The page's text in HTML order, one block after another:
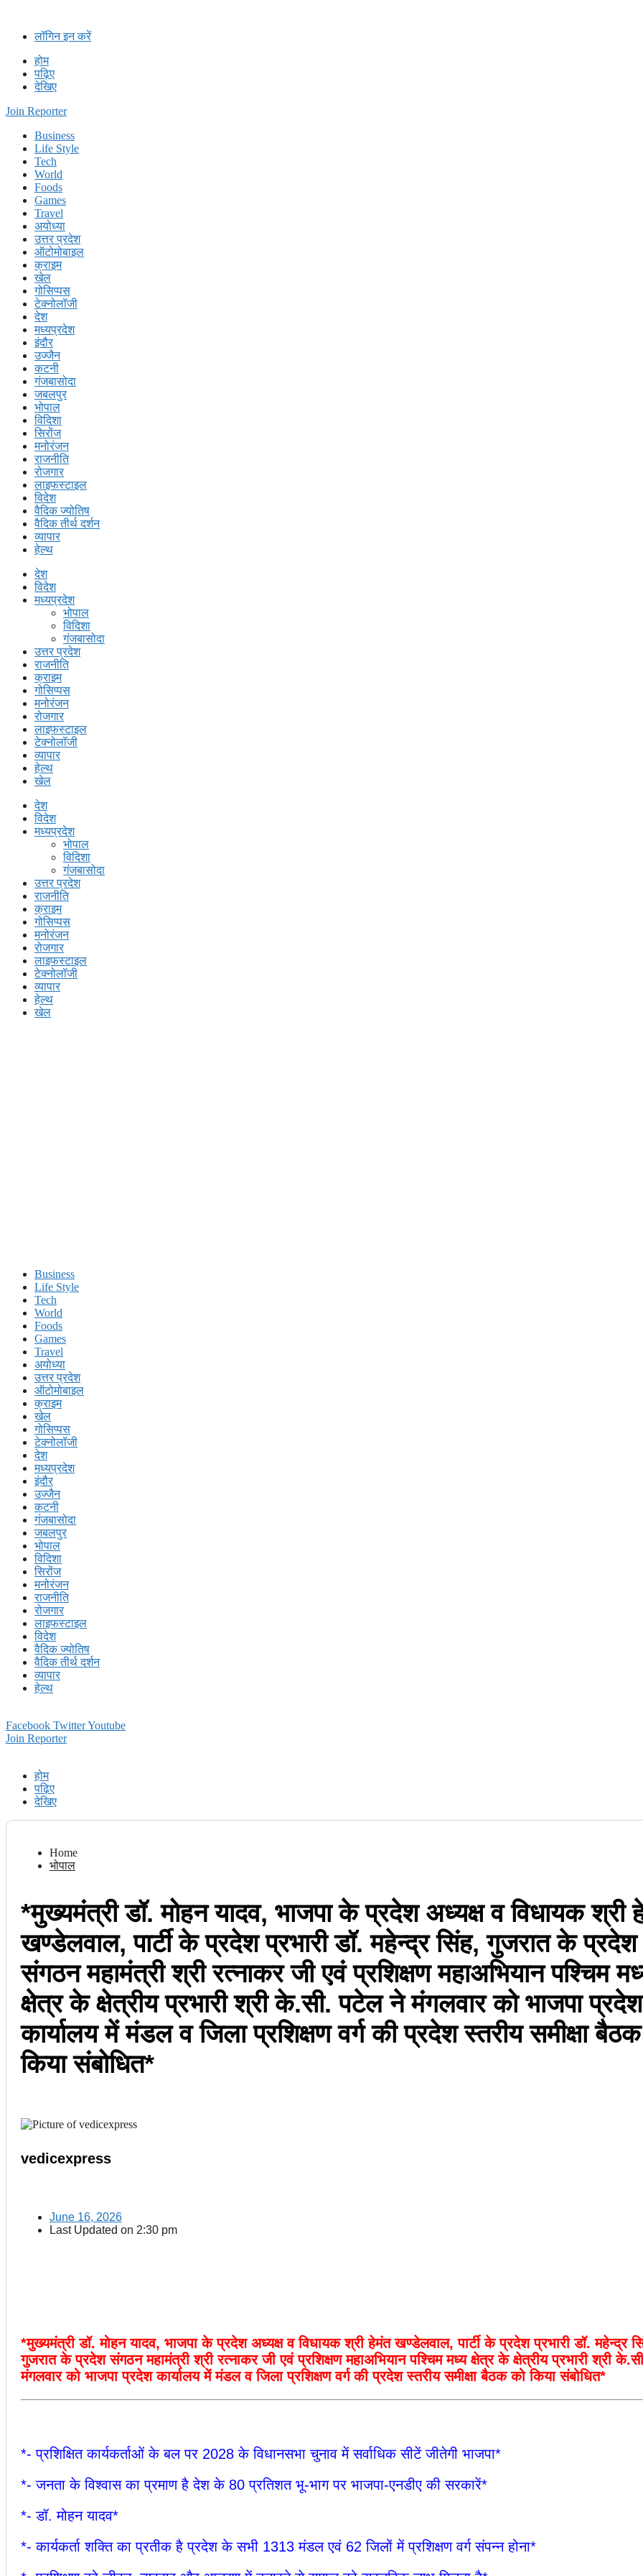
contentलॉगिन इन करें
होम
पढ़िए
देखिए
Join Reporter
Business
Life Style
Tech
World
Foods
Games
Travel
अयोध्या
उत्तर प्रदेश
ऑटोमोबाइल
क्राइम
खेल
गोसिप्पस
टेक्नोलॉजी
देश
मध्यप्रदेश
इंदौर
उज्जैन
कटनी
गंजबासोदा
जबलपुर
भोपाल
विदिशा
सिरोंज
मनोरंजन
राजनीति
रोजगार
लाइफस्टाइल
विदेश
वैदिक ज्योतिष
वैदिक तीर्थ दर्शन
व्यापार
हेल्थ
देश
विदेश
मध्यप्रदेश
भोपाल
विदिशा
गंजबासोदा
उत्तर प्रदेश
राजनीति
क्राइम
गोसिप्पस
मनोरंजन
रोजगार
लाइफस्टाइल
टेक्नोलॉजी
व्यापार
हेल्थ
खेल
देश
विदेश
मध्यप्रदेश
भोपाल
विदिशा
गंजबासोदा
उत्तर प्रदेश
राजनीति
क्राइम
गोसिप्पस
मनोरंजन
रोजगार
लाइफस्टाइल
टेक्नोलॉजी
व्यापार
हेल्थ
खेल
Business
Life Style
Tech
World
Foods
Games
Travel
अयोध्या
उत्तर प्रदेश
ऑटोमोबाइल
क्राइम
खेल
गोसिप्पस
टेक्नोलॉजी
देश
मध्यप्रदेश
इंदौर
उज्जैन
कटनी
गंजबासोदा
जबलपुर
भोपाल
विदिशा
सिरोंज
मनोरंजन
राजनीति
रोजगार
लाइफस्टाइल
विदेश
वैदिक ज्योतिष
वैदिक तीर्थ दर्शन
व्यापार
हेल्थ
Facebook TwitterYoutube
Join Reporter
होम
पढ़िए
देखिए
Home
भोपाल
*मुख्यमंत्री डॉ. मोहन यादव, भाजपा के प्रदेश अध्यक्ष व विधायक श्री
खण्डेलवाल, पार्टी के प्रदेश प्रभारी डॉ. महेन्द्र सिंह, गुजरात के प्रदेश
संगठन महामंत्री श्री रत्नाकर जी एवं प्रशिक्षण महाअभियान पश्चिम
क्षेत्र के क्षेत्रीय प्रभारी श्री के.सी. पटेल ने मंगलवार को भाजपा प्रदेश
कार्यालय में मंडल व जिला प्रशिक्षण वर्ग की प्रदेश स्तरीय समीक्षा
किया संबोधित*
vedicexpress
June 16, 2026
Last Updated on 2:30 pm
*मुख्यमंत्री डॉ. मोहन यादव, भाजपा के प्रदेश अध्यक्ष व विधायक श्री हेमंत खण्डेलवाल, पार्टी के प्रदेश प्रभारी डॉ. महेन्द्र
गुजरात के प्रदेश संगठन महामंत्री श्री रत्नाकर जी एवं प्रशिक्षण महाअभियान पश्चिम मध्य क्षेत्र के क्षेत्रीय प्रभारी श्री
मंगलवार को भाजपा प्रदेश कार्यालय में मंडल व जिला प्रशिक्षण वर्ग की प्रदेश स्तरीय समीक्षा बैठक को किया संबोधित*
*- प्रशिक्षित कार्यकर्ताओं के बल पर 2028 के विधानसभा चुनाव में सर्वाधिक सीटें जीतेगी भाजपा*
*- जनता के विश्वास का प्रमाण है देश के 80 प्रतिशत भू-भाग पर भाजपा-एनडीए की सरकारें*
*- डॉ. मोहन यादव*
*- कार्यकर्ता शक्ति का प्रतीक है प्रदेश के सभी 1313 मंडल एवं 62 जिलों में प्रशिक्षण वर्ग संपन्न होना*